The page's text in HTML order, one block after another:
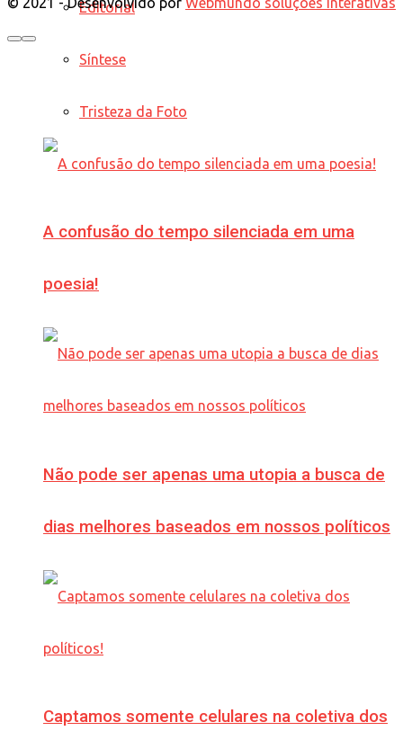
Editorial
Síntese
Tristeza da Foto
A confusão do tempo silenciada em uma
poesia!
Não pode ser apenas uma utopia a busca de
dias melhores baseados em nossos políticos
Captamos somente celulares na coletiva dos